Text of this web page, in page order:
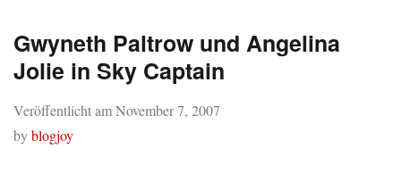
Gwyneth Paltrow und Angelina
Jolie in Sky Captain
Veröffentlicht amNovember 7, 2007
byblogjoy